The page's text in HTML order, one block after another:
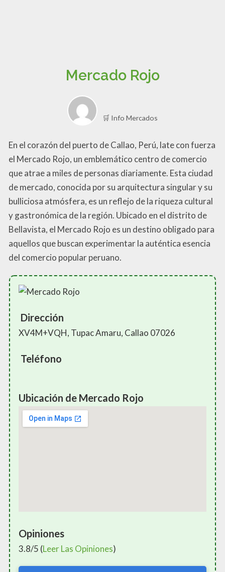
Mercado Rojo
🛒 Info Mercados
En el corazón del puerto de Callao, Perú, late con fuerza
el Mercado Rojo, un emblemático centro de comercio
que atrae a miles de personas diariamente. Esta ciudad
de mercado, conocida por su arquitectura singular y su
bulliciosa atmósfera, es un reflejo de la riqueza cultural
y gastronómica de la región. Ubicado en el distrito de
Bellavista, el Mercado Rojo es un destino obligado para
aquellos que buscan experimentar la auténtica esencia
del comercio popular peruano.
Dirección
XV4M+VQH, Tupac Amaru, Callao 07026
Teléfono
Ubicación de Mercado Rojo
Opiniones
3.8/5 (Leer Las Opiniones)